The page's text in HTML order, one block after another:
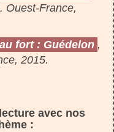
Ouest-France,
fort : Guédelon ,
2015.
avec nos
: